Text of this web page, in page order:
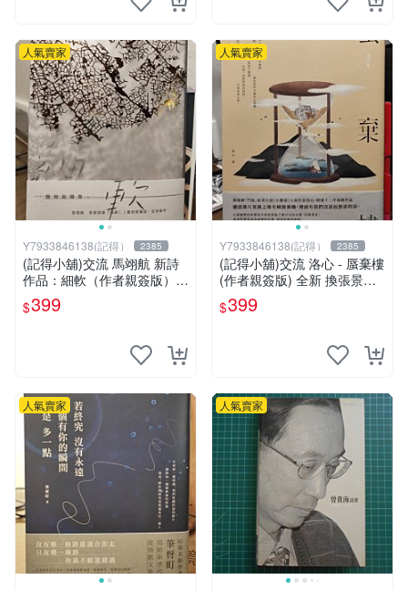
人氣賣家
Y7933846138(記得） 2385
(記得小舖)交流 馬翊航 新詩
作品：細軟（作者親簽版）全
新 換張景嵐成語蕎張艾亞辜
莞允鄭家純等簽名寫真書
$399
人氣賣家
Y7933846138(記得） 2385
(記得小舖)交流 洛心 - 蜃棄樓
(作者親簽版) 全新 換張景嵐
成語蕎張艾亞辜莞允鄭家純等
簽名寫真書
$399
人氣賣家 人氣賣家